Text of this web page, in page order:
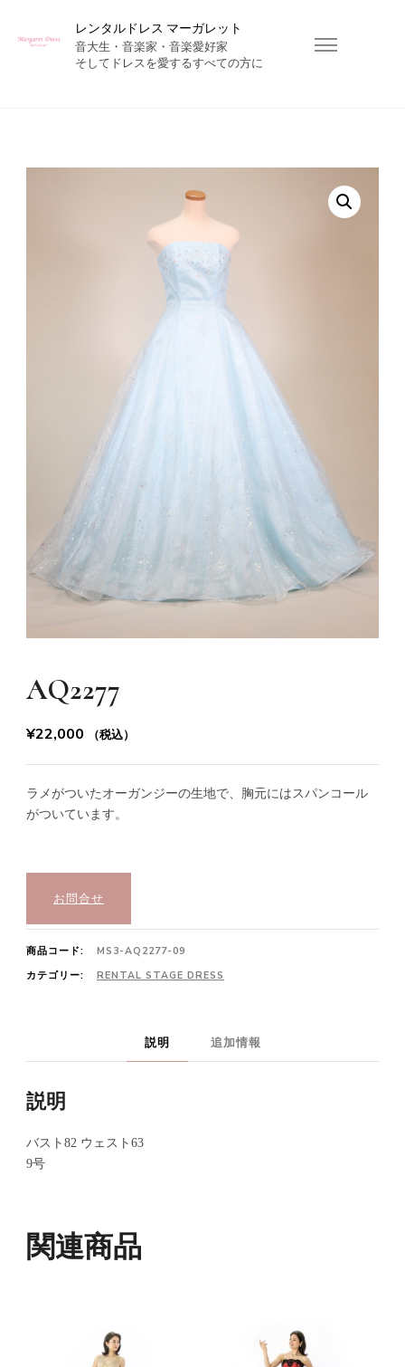
レンタルドレス マーガレット
音大生・音楽家・音楽愛好家
AQ2277
¥22,000 （税込）
ラメがついたオーガンジーの生地で、胸元にはスパンコール
がついています。
お問合せ
商品コード:
MS3-AQ2277-09
カテゴリー:
RENTAL STAGE DRESS
説明 追加情報
説明
バスト82 ウェスト63
9号
関連商品